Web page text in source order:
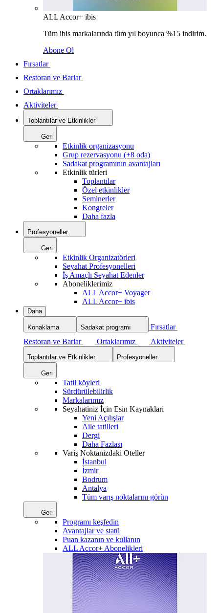
ALL Accor+ ibis
Tüm ibis markalarında tüm yıl boyunca %15 indirim.
Abone Ol
Fırsatlar
Restoran ve Barlar
Ortaklarımız
Aktiviteler
Toplantılar ve Etkinlikler
Geri
Etkinlik organizasyonu
Grup rezervasyonu (+8 oda)
Sadakat programının avantajları
Etkinlik türleri
Toplantılar
Özel etkinlikler
Seminerler
Kongreler
Daha fazla
Profesyoneller
Geri
Etkinlik Organizatörleri
Seyahat Profesyonelleri
İş Amaçlı Seyahat Edenler
Aboneliklerimiz
ALL Accor+ Voyager
ALL Accor+ ibis
Daha
Konaklama Sadakat programı
Fırsatlar
Restoran ve Barlar
Ortaklarımız Aktiviteler
Toplantılar ve Etkinlikler Profesyoneller
Geri
Tatil köyleri
Sürdürülebilirlik
Markalarımız
Seyahatiniz İçin Esin Kaynaklari
Yeni Açılışlar
Aile tatilleri
Dergi
Daha Fazlası
Variş Noktanizdaki Oteller
İstanbul
İzmir
Bodrum
Antalya
Tüm varış noktalarını görün
Geri
Programı keşfedin
Avantajlar ve statü
Puan kazanın ve kullanın
ALL Accor+ Abonelikleri